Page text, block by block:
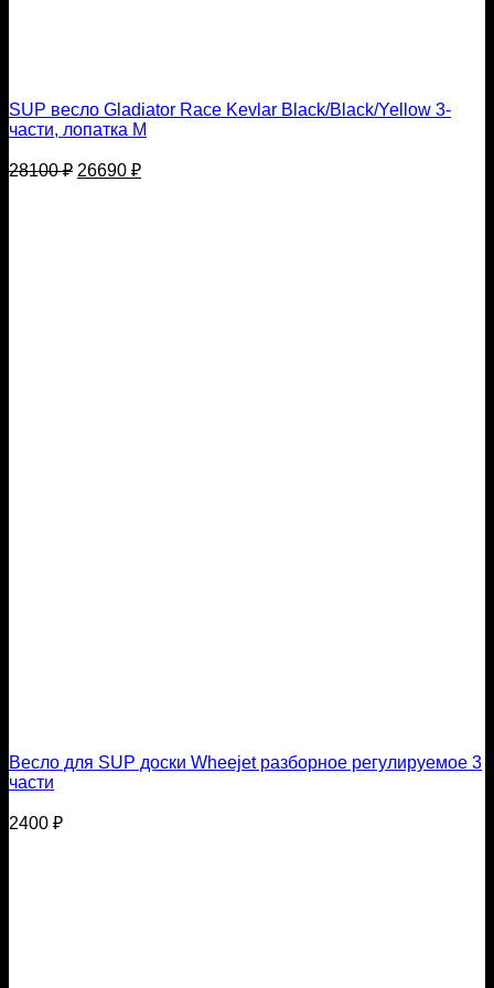
SUP весло Gladiator Race Kevlar Black/Black/Yellow 3-
части, лопатка M
28100₽ Первоначальная
26690 ₽Текущая
Весло для SUP доски Wheejet разборное регулируемое 3
части
2400 ₽